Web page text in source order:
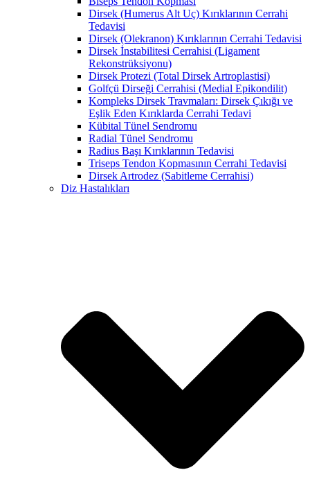
Dirsek (Humerus Alt Uç) Kırıklarının Cerrahi
Tedavisi
Dirsek (Olekranon) Kırıklarının Cerrahi Tedavisi
Dirsek İnstabilitesi Cerrahisi (Ligament
Rekonstrüksiyonu)
Dirsek Protezi (Total Dirsek Artroplastisi)
Golfçü Dirseği Cerrahisi (Medial Epikondilit)
Kompleks Dirsek Travmaları: Dirsek Çıkığı ve
Eşlik Eden Kırıklarda Cerrahi Tedavi
Kübital Tünel Sendromu
Radial Tünel Sendromu
Radius Başı Kırıklarının Tedavisi
Triseps Tendon Kopmasının Cerrahi Tedavisi
Dirsek Artrodez (Sabitleme Cerrahisi)
Diz Hastalıkları